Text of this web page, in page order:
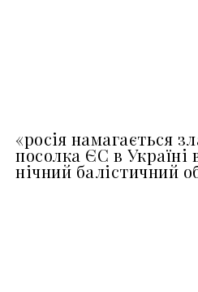
«росія намагається
посолка ЄС в Україні
нічний балістичний